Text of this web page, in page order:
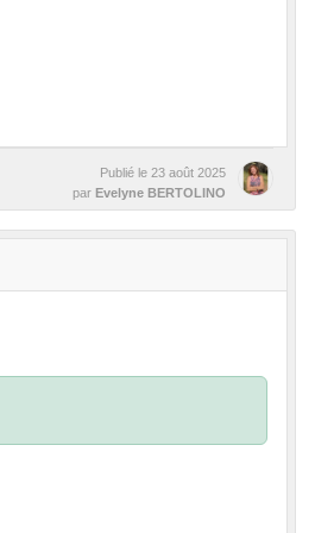
Publié le 23 août 2025
par Evelyne BERTOLINO